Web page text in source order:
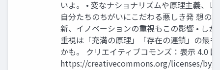
いよ。 • 変なナショナリズムや原理主義、
自分たちのちがいにこだわる悪しき発 想の
新、イノベーションの重視もこの影響 • し
重視は「充満の原理」「存在の連鎖」の最
かも。 クリエイティブコモンズ：表示 4.0
https://creativecommons.org/licenses/by/